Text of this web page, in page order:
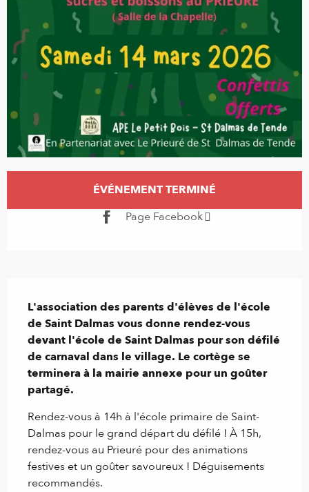
Ouverture et coordonnées
ÉVÉNEMENT TERMINÉ
Page Facebook
L'association des parents d'élèves de l'école
de Saint Dalmas vous donne rendez-vous
devant l'école de Saint Dalmas pour son défilé
de carnaval dans le village. Le cortège se
terminera à la mairie annexe pour un goûter
partagé.
Rendez-vous à 14h à l'école primaire de Saint-
Dalmas pour le grand départ du défilé ! À 15h,
rendez-vous au Prieuré pour des animations
festives et un goûter savoureux ! Déguisements
recommandés.